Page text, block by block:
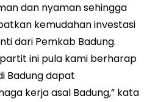
dan nyaman sehingga
kemudahan investasi
dari Pemkab Badung.
ini pula kami berharap
Badung dapat
kerja asal Badung,” kata